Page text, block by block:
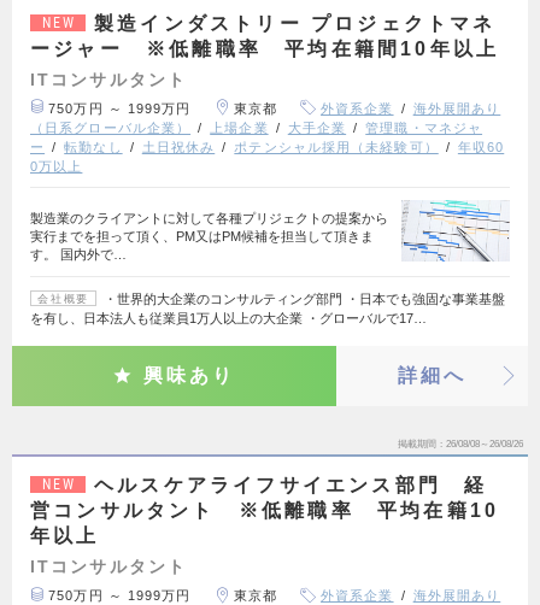
NEW
製造インダストリー プロジェクトマネ
ージャー ※低離職率 平均在籍間10年以上
ITコンサルタント
750万円 ～ 1999万円 東京都 外資系企業
海外展開あり
（日系グローバル企業）
上場企業 大手企業
管理職・マネジャ
ー
転勤なし 土日祝休み ポテンシャル採用（未経験可）
年収60
0万以上
製造業のクライアントに対して各種プリジェクトの提案から
実行までを担って頂く、PM又はPM候補を担当して頂きま
す。 国内外で…
会社概要
・世界的大企業のコンサルティング部門 ・日本でも強固な事業基盤
を有し、日本法人も従業員1万人以上の大企業 ・グローバルで17…
興味あり 詳細へ
掲載期間 26/08/08～26/08/26
NEW
ヘルスケアライフサイエンス部門 経
営コンサルタント ※低離職率 平均在籍10
年以上
ITコンサルタント
750万円 ～ 1999万円 東京都 外資系企業
海外展開あり